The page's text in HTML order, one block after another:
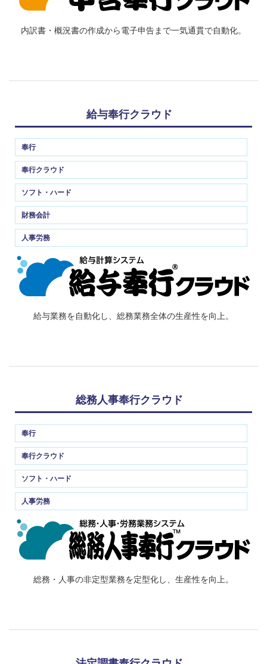
内訳書・概況書の作成から電子申告まで一気通貫で自動化。
給与奉行クラウド
奉行
奉行クラウド
ソフト・ハード
財務会計
人事労務
給与業務を自動化し、総務業務全体の生産性を向上。
総務人事奉行クラウド
奉行
奉行クラウド
ソフト・ハード
人事労務
総務・人事の非定型業務を定型化し、生産性を向上。